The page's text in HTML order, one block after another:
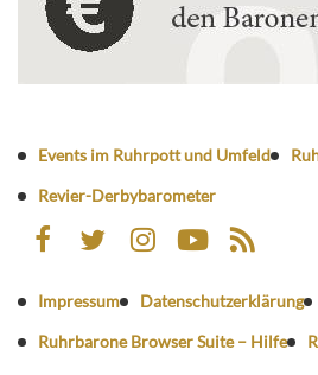
Events im Ruhrpott und Umfeld
Revier-Derbybarometer
Impressum Datenschutzerklärung
Ruhrbarone Browser Suite – Hilfe